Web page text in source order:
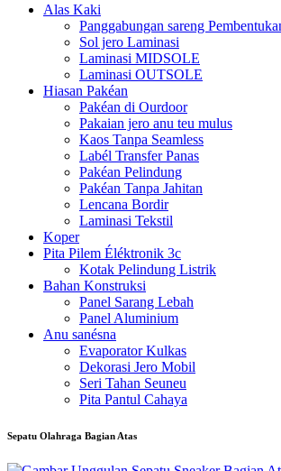
Alas Kaki
Panggabungan sareng
Sol jero Laminasi
Laminasi MIDSOLE
Laminasi OUTSOLE
Hiasan Pakéan
Pakéan di Ourdoor
Pakaian jero anu teu mulus
Kaos Tanpa Seamless
Labél Transfer Panas
Pakéan Pelindung
Pakéan Tanpa Jahitan
Lencana Bordir
Laminasi Tekstil
Koper
Pita Pilem Éléktronik 3c
Kotak Pelindung Listrik
Bahan Konstruksi
Panel Sarang Lebah
Panel Aluminium
Anu sanésna
Evaporator Kulkas
Dekorasi Jero Mobil
Seri Tahan Seuneu
Pita Pantul Cahaya
Sepatu Olahraga Bagian Atas